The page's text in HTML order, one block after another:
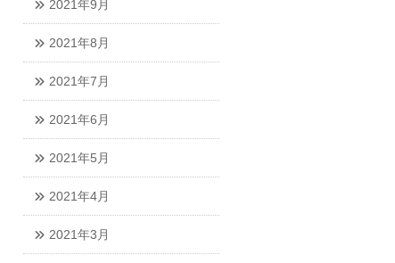
2021年9月
2021年8月
2021年7月
2021年6月
2021年5月
2021年4月
2021年3月